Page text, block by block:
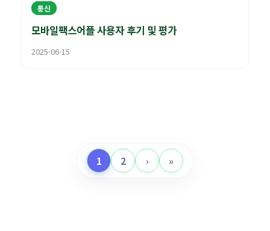
통신
모바일팩스어플 사용자 후기 및 평가
2025-06-15
1 2 › »